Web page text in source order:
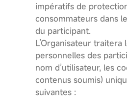
impératifs de
consommateurs dans
du participant.
L’Organisateur traitera
personnelles des
nom d’utilisateur, les
contenus soumis)
suivantes :